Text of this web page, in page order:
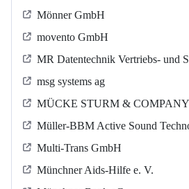
Mönner GmbH
movento GmbH
MR Datentechnik Vertriebs- und
msg systems ag
MÜCKE STURM &
Müller-BBM Active Sound
Multi-Trans GmbH
Münchner Aids-Hilfe e. V.